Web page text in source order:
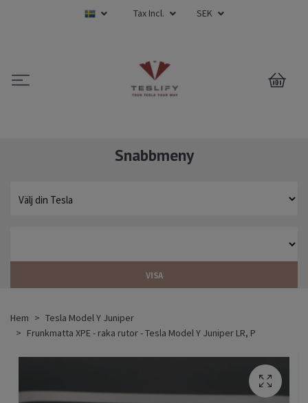
Tax Incl. SEK
0
Snabbmeny
VISA
Hem
Tesla Model Y Juniper
Frunkmatta XPE - raka rutor - Tesla Model Y Juniper LR, P